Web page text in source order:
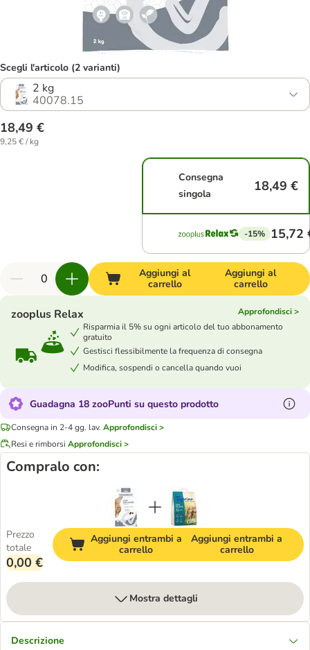
Scegli l'articolo (2 varianti)
2 kg
40078.15
18,49 €
9,25 € / kg
Consegna
singola
18,49 €
-15% 15,72
Aggiungi al
carrello
Aggiungi al
carrello
zooplus Relax
Approfondisci >
Risparmia il 5% su ogni articolo del tuo abbonamento
gratuito
Gestisci flessibilmente la frequenza di consegna
Modifica, sospendi o cancella quando vuoi
Guadagna 18 zooPunti su questo prodotto
Consegna in 2-4 gg. lav. Approfondisci >
Resi e rimborsi Approfondisci >
Compralo con:
Prezzo
totale
0,00 €
Aggiungi entrambi a
carrello
Aggiungi entrambi a
carrello
Mostra dettagli
Descrizione